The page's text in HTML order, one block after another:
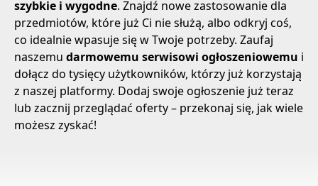
szybkie i wygodne. Znajdź nowe zastosowanie dla
przedmiotów, które już Ci nie służą, albo odkryj coś,
co idealnie wpasuje się w Twoje potrzeby. Zaufaj
naszemu darmowemu serwisowi ogłoszeniowemu i
dołącz do tysięcy użytkowników, którzy już korzystają
z naszej platformy. Dodaj swoje ogłoszenie już teraz
lub zacznij przeglądać oferty – przekonaj się, jak wiele
możesz zyskać!